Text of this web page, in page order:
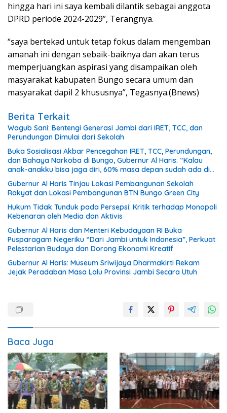
hingga hari ini saya kembali dilantik sebagai anggota
DPRD periode 2024-2029”, Terangnya.
“saya bertekad untuk tetap fokus dalam mengemban
amanah ini dengan sebaik-baiknya dan akan terus
memperjuangkan aspirasi yang disampaikan oleh
masyarakat kabupaten Bungo secara umum dan
masyarakat dapil 2 khususnya”, Tegasnya.(Bnews)
Berita Terkait
Wagub Sani: Bentengi Generasi Jambi dari IRET, TCC, dan
Perundungan Dimulai dari Sekolah
Buka Sosialisasi Akbar Pencegahan IRET, TCC, Perundungan,
dan Bahaya Narkoba di Bungo, Gubernur Al Haris: “Kalau
anak-anakku bisa jaga diri, 60% masa depan sudah ada di
tangan”
Gubernur Al Haris Tinjau Lokasi Pembangunan Sekolah
Rakyat dan Lokasi Pembangunan BTN Bungo Green City
Hukum Tidak Tunduk pada Persepsi: Kritik terhadap Monopoli
Kebenaran oleh Media dan Aktivis
Gubernur Al Haris dan Menteri Kebudayaan RI Buka
Pusparagam Negeriku “Dari Jambi untuk Indonesia”, Perkuat
Pelestarian Budaya dan Dorong Ekonomi Kreatif
Gubernur Al Haris: Museum Sriwijaya Dharmakirti Rekam
Jejak Peradaban Masa Lalu Provinsi Jambi Secara Utuh
Baca Juga